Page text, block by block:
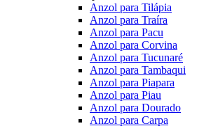
Anzol para Tilápia
Anzol para Traíra
Anzol para Pacu
Anzol para Corvina
Anzol para Tucunaré
Anzol para Tambaqui
Anzol para Piapara
Anzol para Piau
Anzol para Dourado
Anzol para Carpa